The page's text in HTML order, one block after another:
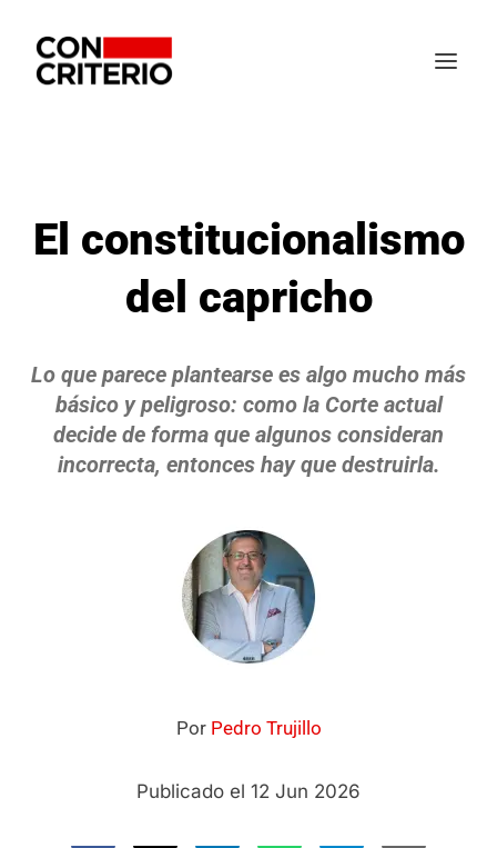
El constitucionalismo
del capricho
Lo que parece plantearse es algo mucho más
básico y peligroso: como la Corte actual
decide de forma que algunos consideran
incorrecta, entonces hay que destruirla.
Por Pedro Trujillo
Publicado el 12 Jun 2026